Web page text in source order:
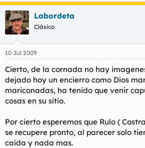
Labordeta
Clásico
10 Jul 2009
Cierto, de la cornada no hay
dejado hoy un encierro como Dios
mariconadas, ha tenido que venir
cosas en su sitio.
Por cierto esperemos que Rulo (
se recupere pronto, al parecer solo
caida y nada mas.